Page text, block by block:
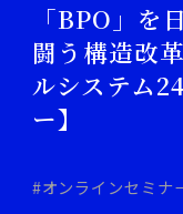
「BPO」を
闘う構造改
ルシステム
ー】
#オンラインセミナ